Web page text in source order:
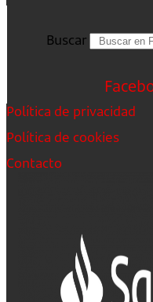
Buscar
Política de privacidad
Política de cookies
Contacto